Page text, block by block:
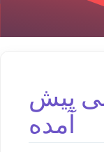
پیش
آمده